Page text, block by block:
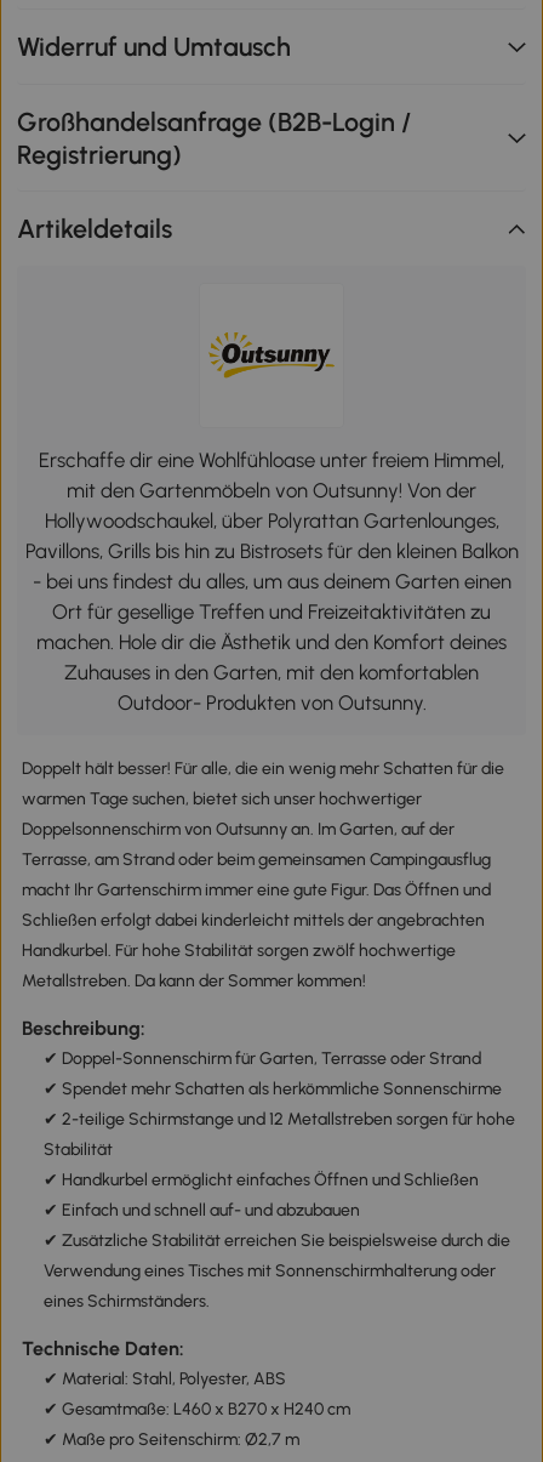
Widerruf und Umtausch
Großhandelsanfrage (B2B-Login /
Registrierung)
Artikeldetails
Erschaffe dir eine Wohlfühloase unter freiem Himmel,
mit den Gartenmöbeln von Outsunny! Von der
Hollywoodschaukel, über Polyrattan Gartenlounges,
Pavillons, Grills bis hin zu Bistrosets für den kleinen Balkon
- bei uns findest du alles, um aus deinem Garten einen
Ort für gesellige Treffen und Freizeitaktivitäten zu
machen. Hole dir die Ästhetik und den Komfort deines
Zuhauses in den Garten, mit den komfortablen
Outdoor- Produkten von Outsunny.
Doppelt hält besser! Für alle, die ein wenig mehr Schatten für die
warmen Tage suchen, bietet sich unser hochwertiger
Doppelsonnenschirm von Outsunny an. Im Garten, auf der
Terrasse, am Strand oder beim gemeinsamen Campingausflug
macht Ihr Gartenschirm immer eine gute Figur. Das Öffnen und
Schließen erfolgt dabei kinderleicht mittels der angebrachten
Handkurbel. Für hohe Stabilität sorgen zwölf hochwertige
Metallstreben. Da kann der Sommer kommen!
Beschreibung:
✔ Doppel-Sonnenschirm für Garten, Terrasse oder Strand
✔ Spendet mehr Schatten als herkömmliche Sonnenschirme
✔ 2-teilige Schirmstange und 12 Metallstreben sorgen für hohe
Stabilität
✔ Handkurbel ermöglicht einfaches Öffnen und Schließen
✔ Einfach und schnell auf- und abzubauen
✔ Zusätzliche Stabilität erreichen Sie beispielsweise durch die
Verwendung eines Tisches mit Sonnenschirmhalterung oder
eines Schirmständers.
Technische Daten:
✔ Material: Stahl, Polyester, ABS
✔ Gesamtmaße: L460 x B270 x H240 cm
✔ Maße pro Seitenschirm: Ø2,7 m